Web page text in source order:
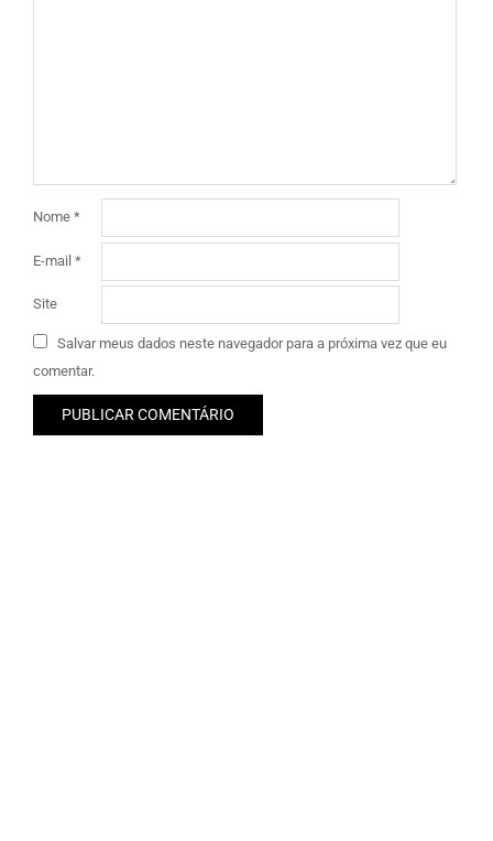
Nome *
E-mail *
Site
Salvar meus dados neste navegador para a próxima vez que eu
comentar.